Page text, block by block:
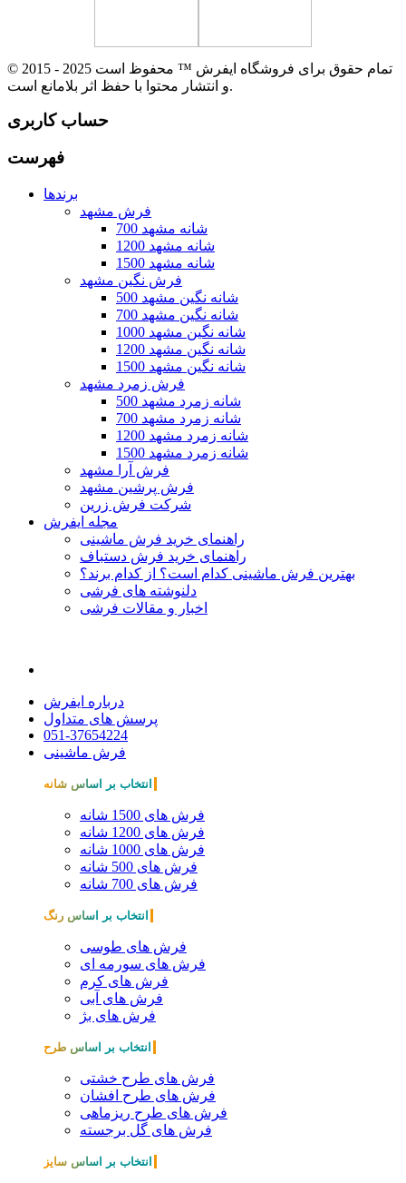
© 2015 - 2025 تمام حقوق برای فروشگاه ایفرش ™ محفوظ است
و انتشار محتوا با حفظ اثر بلامانع است.
حساب کاربری
فهرست
برندها
فرش مشهد
700 شانه مشهد
1200 شانه مشهد
1500 شانه مشهد
فرش نگین مشهد
500 شانه نگین مشهد
700 شانه نگین مشهد
1000 شانه نگین مشهد
1200 شانه نگین مشهد
1500 شانه نگین مشهد
فرش زمرد مشهد
500 شانه زمرد مشهد
700 شانه زمرد مشهد
1200 شانه زمرد مشهد
1500 شانه زمرد مشهد
فرش آرا مشهد
فرش پرشین مشهد
شرکت فرش زرین
مجله ایفرش
راهنمای خرید فرش ماشینی
راهنمای خرید فرش دستباف
بهترین فرش ماشینی کدام است؟ از کدام برند؟
دلنوشته های فرشی
اخبار و مقالات فرشی
درباره ایفرش
پرسش های متداول
051-37654224
فرش ماشینی
انتخاب بر اساس شانه
فرش های 1500 شانه
فرش های 1200 شانه
فرش های 1000 شانه
فرش های 500 شانه
فرش های 700 شانه
انتخاب بر اساس رنگ
فرش های طوسی
فرش های سورمه ای
فرش های کرم
فرش های آبی
فرش های بژ
انتخاب بر اساس طرح
فرش های طرح خشتی
فرش های طرح افشان
فرش های طرح ریزماهی
فرش های گل برجسته
انتخاب بر اساس سایز